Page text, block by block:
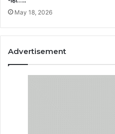
May 18, 2026
Advertisement